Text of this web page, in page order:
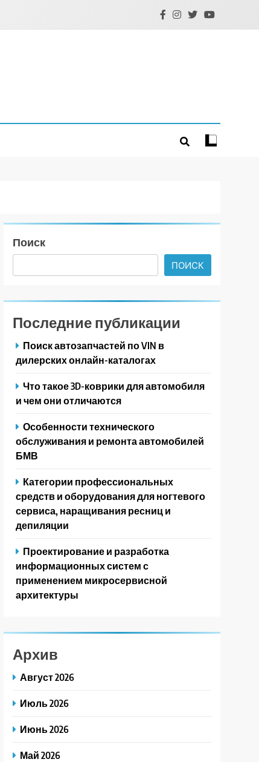
Поиск
ПОИСК
Последние публикации
Поиск автозапчастей по VIN в
дилерских онлайн-каталогах
Что такое 3D-коврики для автомобиля
и чем они отличаются
Особенности технического
обслуживания и ремонта автомобилей
БМВ
Категории профессиональных
средств и оборудования для ногтевого
сервиса, наращивания ресниц и
депиляции
Проектирование и разработка
информационных систем с
применением микросервисной
архитектуры
Архив
Август 2026
Июль 2026
Июнь 2026
Май 2026